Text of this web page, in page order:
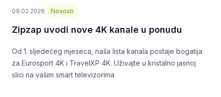
09.02.2026 Novosti
Zipzap uvodi nove 4K kanale u ponudu
Od 1. sljedećeg mjeseca, naša lista kanala postaje bogatija
za Eurosport 4K i TravelXP 4K. Uživajte u kristalno jasnoj
slici na vašim smart televizorima.